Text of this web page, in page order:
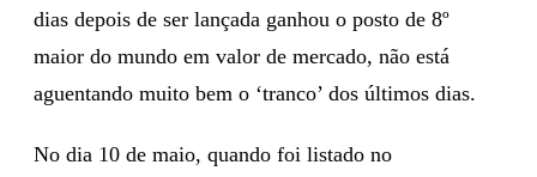
dias depois de ser lançada ganhou o posto de 8º
maior do mundo em valor de mercado, não está
aguentando muito bem o ‘tranco’ dos últimos dias.
No dia 10 de maio, quando foi listado no